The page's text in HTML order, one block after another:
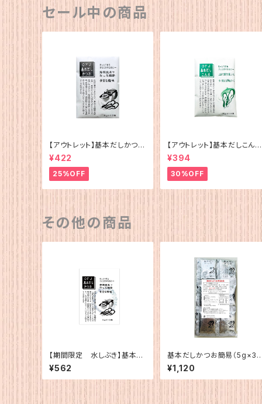
セール中の商品
【アウトレット】基本だしかつお
（5g×12）
¥422
25%OFF
【アウトレット】基本だしこんぶ
（5g×12）
¥394
30%OFF
その他の商品
【期間限定 水しぶき】基本だ
しかつお（5g×12）
¥562
基本だしかつお簡易（5g×3
0）
¥1,120